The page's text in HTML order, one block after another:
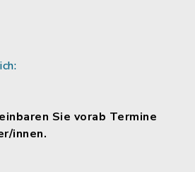
Sie vorab Termine
innen.